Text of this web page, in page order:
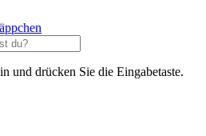
und drücken Sie die Eingabetaste.